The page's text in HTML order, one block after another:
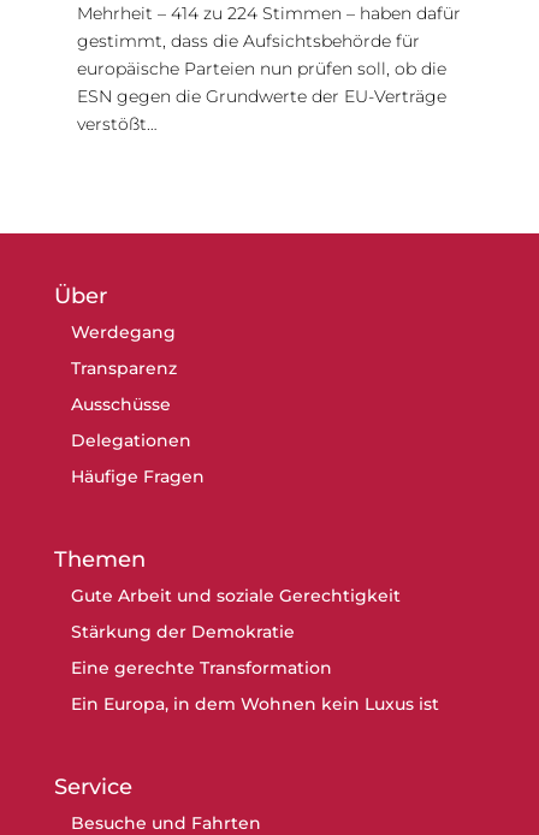
Mehrheit – 414 zu 224 Stimmen – haben dafür
gestimmt, dass die Aufsichtsbehörde für
europäische Parteien nun prüfen soll, ob die
ESN gegen die Grundwerte der EU-Verträge
verstößt…
Über
Werdegang
Transparenz
Ausschüsse
Delegationen
Häufige Fragen
Themen
Gute Arbeit und soziale Gerechtigkeit
Stärkung der Demokratie
Eine gerechte Transformation
Ein Europa, in dem Wohnen kein Luxus ist
Service
Besuche und Fahrten